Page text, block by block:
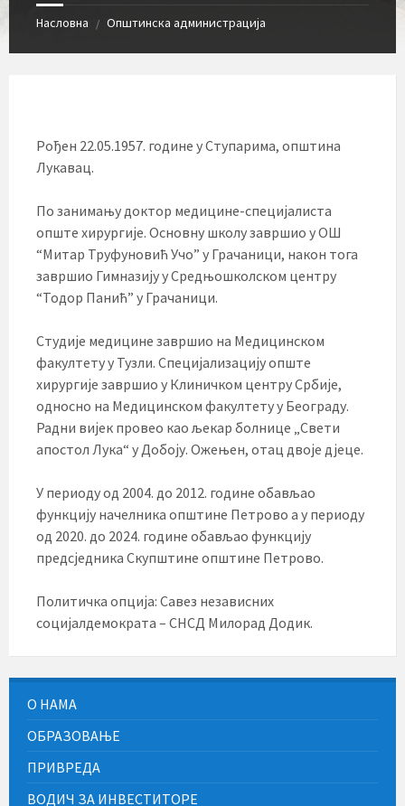
Насловна / Општинска администрација
Рођен 22.05.1957. године у Ступарима, општина
Лукавац.
По занимању доктор медицине-специјалиста
опште хирургије. Oсновну школу завршио у ОШ
“Митар Труфуновић Учо” у Грачаници, након тога
завршио Гимназију у Средњошколском центру
“Тодор Панић” у Грачаници.
Студије медицине завршио на Медицинском
факултету у Тузли. Специјализацију опште
хирургије завршио у Клиничком центру Србије,
односно на Медицинском факултету у Београду.
Радни вијек провео као љекар болнице „Свети
апостол Лука“ у Добоју. Ожењен, отац двоје дјеце.
У периоду од 2004. до 2012. године обављао
функцију начелника општине Петрово а у периоду
од 2020. до 2024. године обављао функцију
предсједника Скупштине општине Петрово.
Политичка опција: Савез независних
социјалдемократа – СНСД Милорад Додик.
О НАМА
ОБРАЗОВАЊЕ
ПРИВРЕДА
ВОДИЧ ЗА ИНВЕСТИТОРЕ